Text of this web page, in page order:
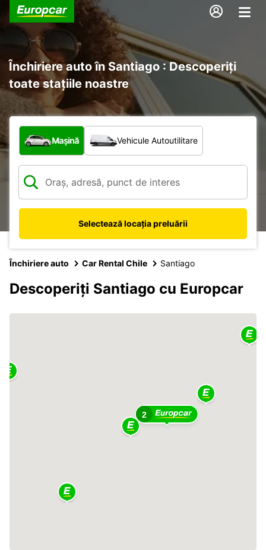
Închiriere auto în Santiago : Descoperiți
toate stațiile noastre
Ce tip de vehicul?
Mașină Vehicule Autoutilitare
Selectează locația preluării
Închiriere auto Car Rental Chile Santiago
Descoperiți Santiago cu Europcar
2